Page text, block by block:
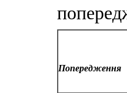
Попередження